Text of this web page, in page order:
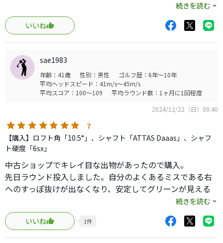
スリーブを「D」にしてもほとんど変わらない。
ただ、掴まったフェードを打つとフラッシュSZ並みの飛距
離が出ます。以前使っていて人生最大飛距離だったPING
i25にソックリな特性です。
打感・打音は昔のツアーステージのようなしっとりとした
柔らかいもので、ここ最近で最高な感触でした。
僕としては扱い難く、フラッシュSZの掴まりのよさが安心
続きを読む
いいね
sae1983
年齢：41歳 性別：男性
ゴルフ歴：6年～10年
平均ヘッドスピード：41m/s～45m/s
平均スコア：100～109
平均ラウンド数：1ヶ月に1回程度
2024/12/22（日）00:40
7
【購入】ロフト角「10.5°」、シャフト「ATTAS Daaas」、シャフ
ト硬度「6sx」
中古ショップでキレイ目な出物があったので購入。
先日ラウンド投入しました。自分のよくあるミスである右
へのすっぽ抜けが出なくなり、安定してグリーンが見える
範囲でボールが止まっていました。顔の向きが少し開いて
ますがドローヒッターの自分には左に行かない安心感があ
ります。
いい買い物をしました。エース交代です。
続きを読む
いいね
1件